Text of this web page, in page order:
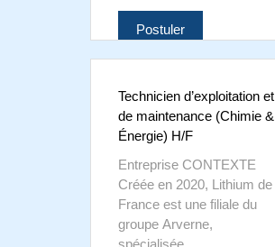
Postuler
Technicien d’exploitation et
de maintenance (Chimie &
Énergie) H/F
Entreprise CONTEXTE
Créée en 2020, Lithium de
France est une filiale du
groupe Arverne,